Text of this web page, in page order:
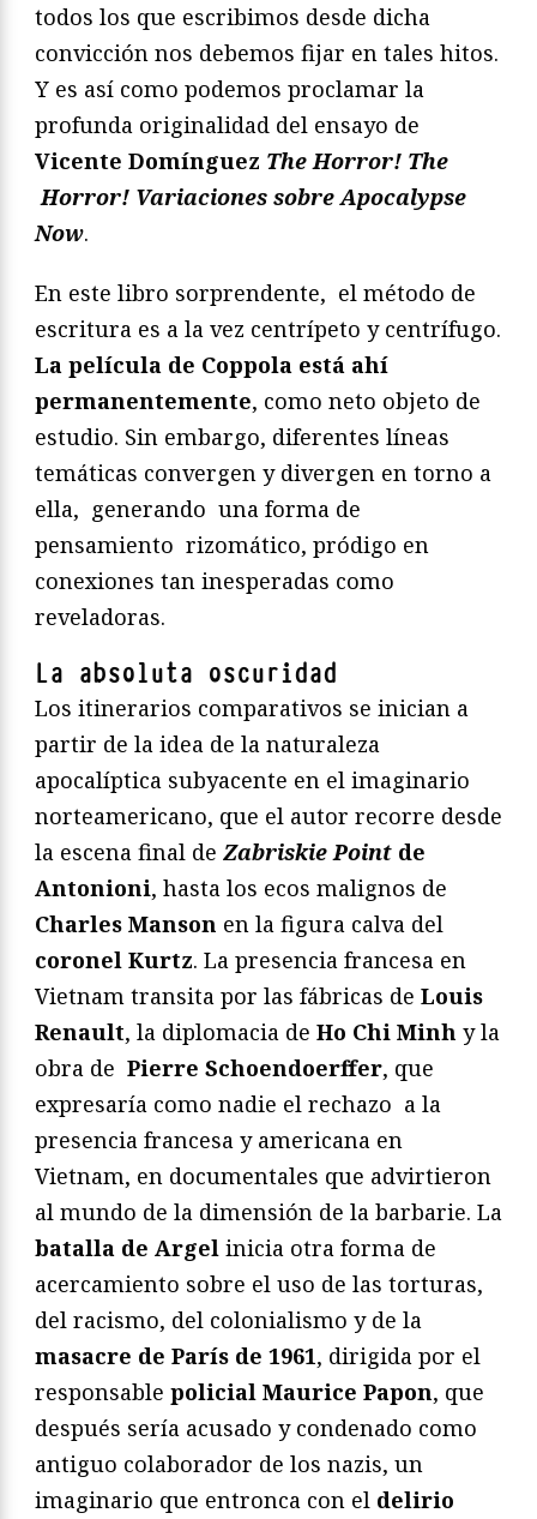
todos los que escribimos desde dicha
convicción nos debemos fijar en tales hitos.
Y es así como podemos proclamar la
profunda originalidad del ensayo de
Vicente Domínguez The Horror! The
Horror! Variaciones sobre Apocalypse
Now.
En este libro sorprendente, el método de
escritura es a la vez centrípeto y centrífugo.
La película de Coppola está ahí
permanentemente, como neto objeto de
estudio. Sin embargo, diferentes líneas
temáticas convergen y divergen en torno a
ella, generando una forma de
pensamiento rizomático, pródigo en
conexiones tan inesperadas como
reveladoras.
La absoluta oscuridad
Los itinerarios comparativos se inician a
partir de la idea de la naturaleza
apocalíptica subyacente en el imaginario
norteamericano, que el autor recorre desde
la escena final de Zabriskie Point de
Antonioni, hasta los ecos malignos de
Charles Manson en la figura calva del
coronel Kurtz. La presencia francesa en
Vietnam transita por las fábricas de Louis
Renault, la diplomacia de Ho Chi Minh y la
obra de Pierre Schoendoerffer, que
expresaría como nadie el rechazo a la
presencia francesa y americana en
Vietnam, en documentales que advirtieron
al mundo de la dimensión de la barbarie. La
batalla de Argel inicia otra forma de
acercamiento sobre el uso de las torturas,
del racismo, del colonialismo y de la
masacre de París de 1961, dirigida por el
responsable policial Maurice Papon, que
después sería acusado y condenado como
antiguo colaborador de los nazis, un
imaginario que entronca con el delirio